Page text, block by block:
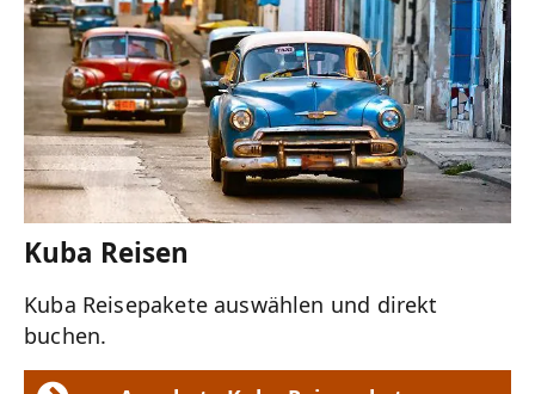
Kuba Reisen
Kuba Reisepakete auswählen und direkt
buchen.